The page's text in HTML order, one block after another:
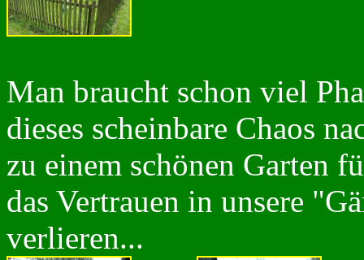
Man braucht schon viel
dieses scheinbare Chaos
zu einem schönen Garten
das Vertrauen in unsere
verlieren...